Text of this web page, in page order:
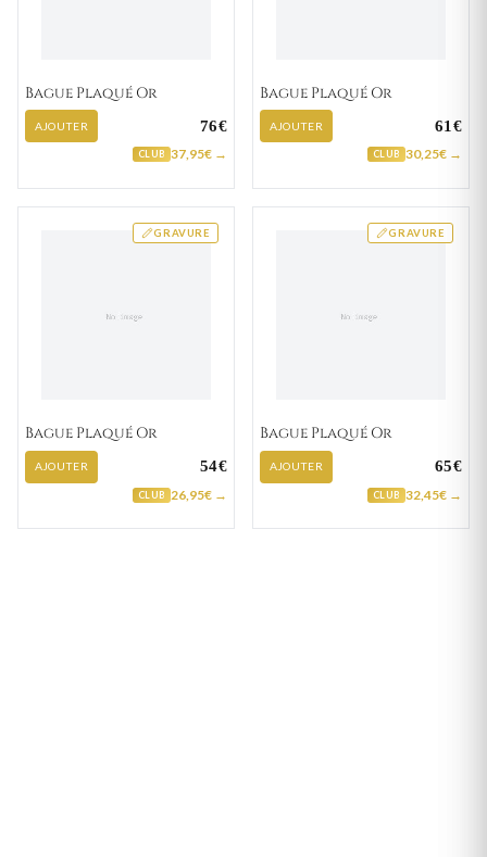
Bague Plaqué Or
AJOUTER 76€
CLUB 37,95€ →
Bague Plaqué Or
AJOUTER 61€
CLUB 30,25€ →
GRAVURE
Bague Plaqué Or
AJOUTER 54€
CLUB 26,95€ →
GRAVURE
Bague Plaqué Or
AJOUTER 65€
CLUB 32,45€ →